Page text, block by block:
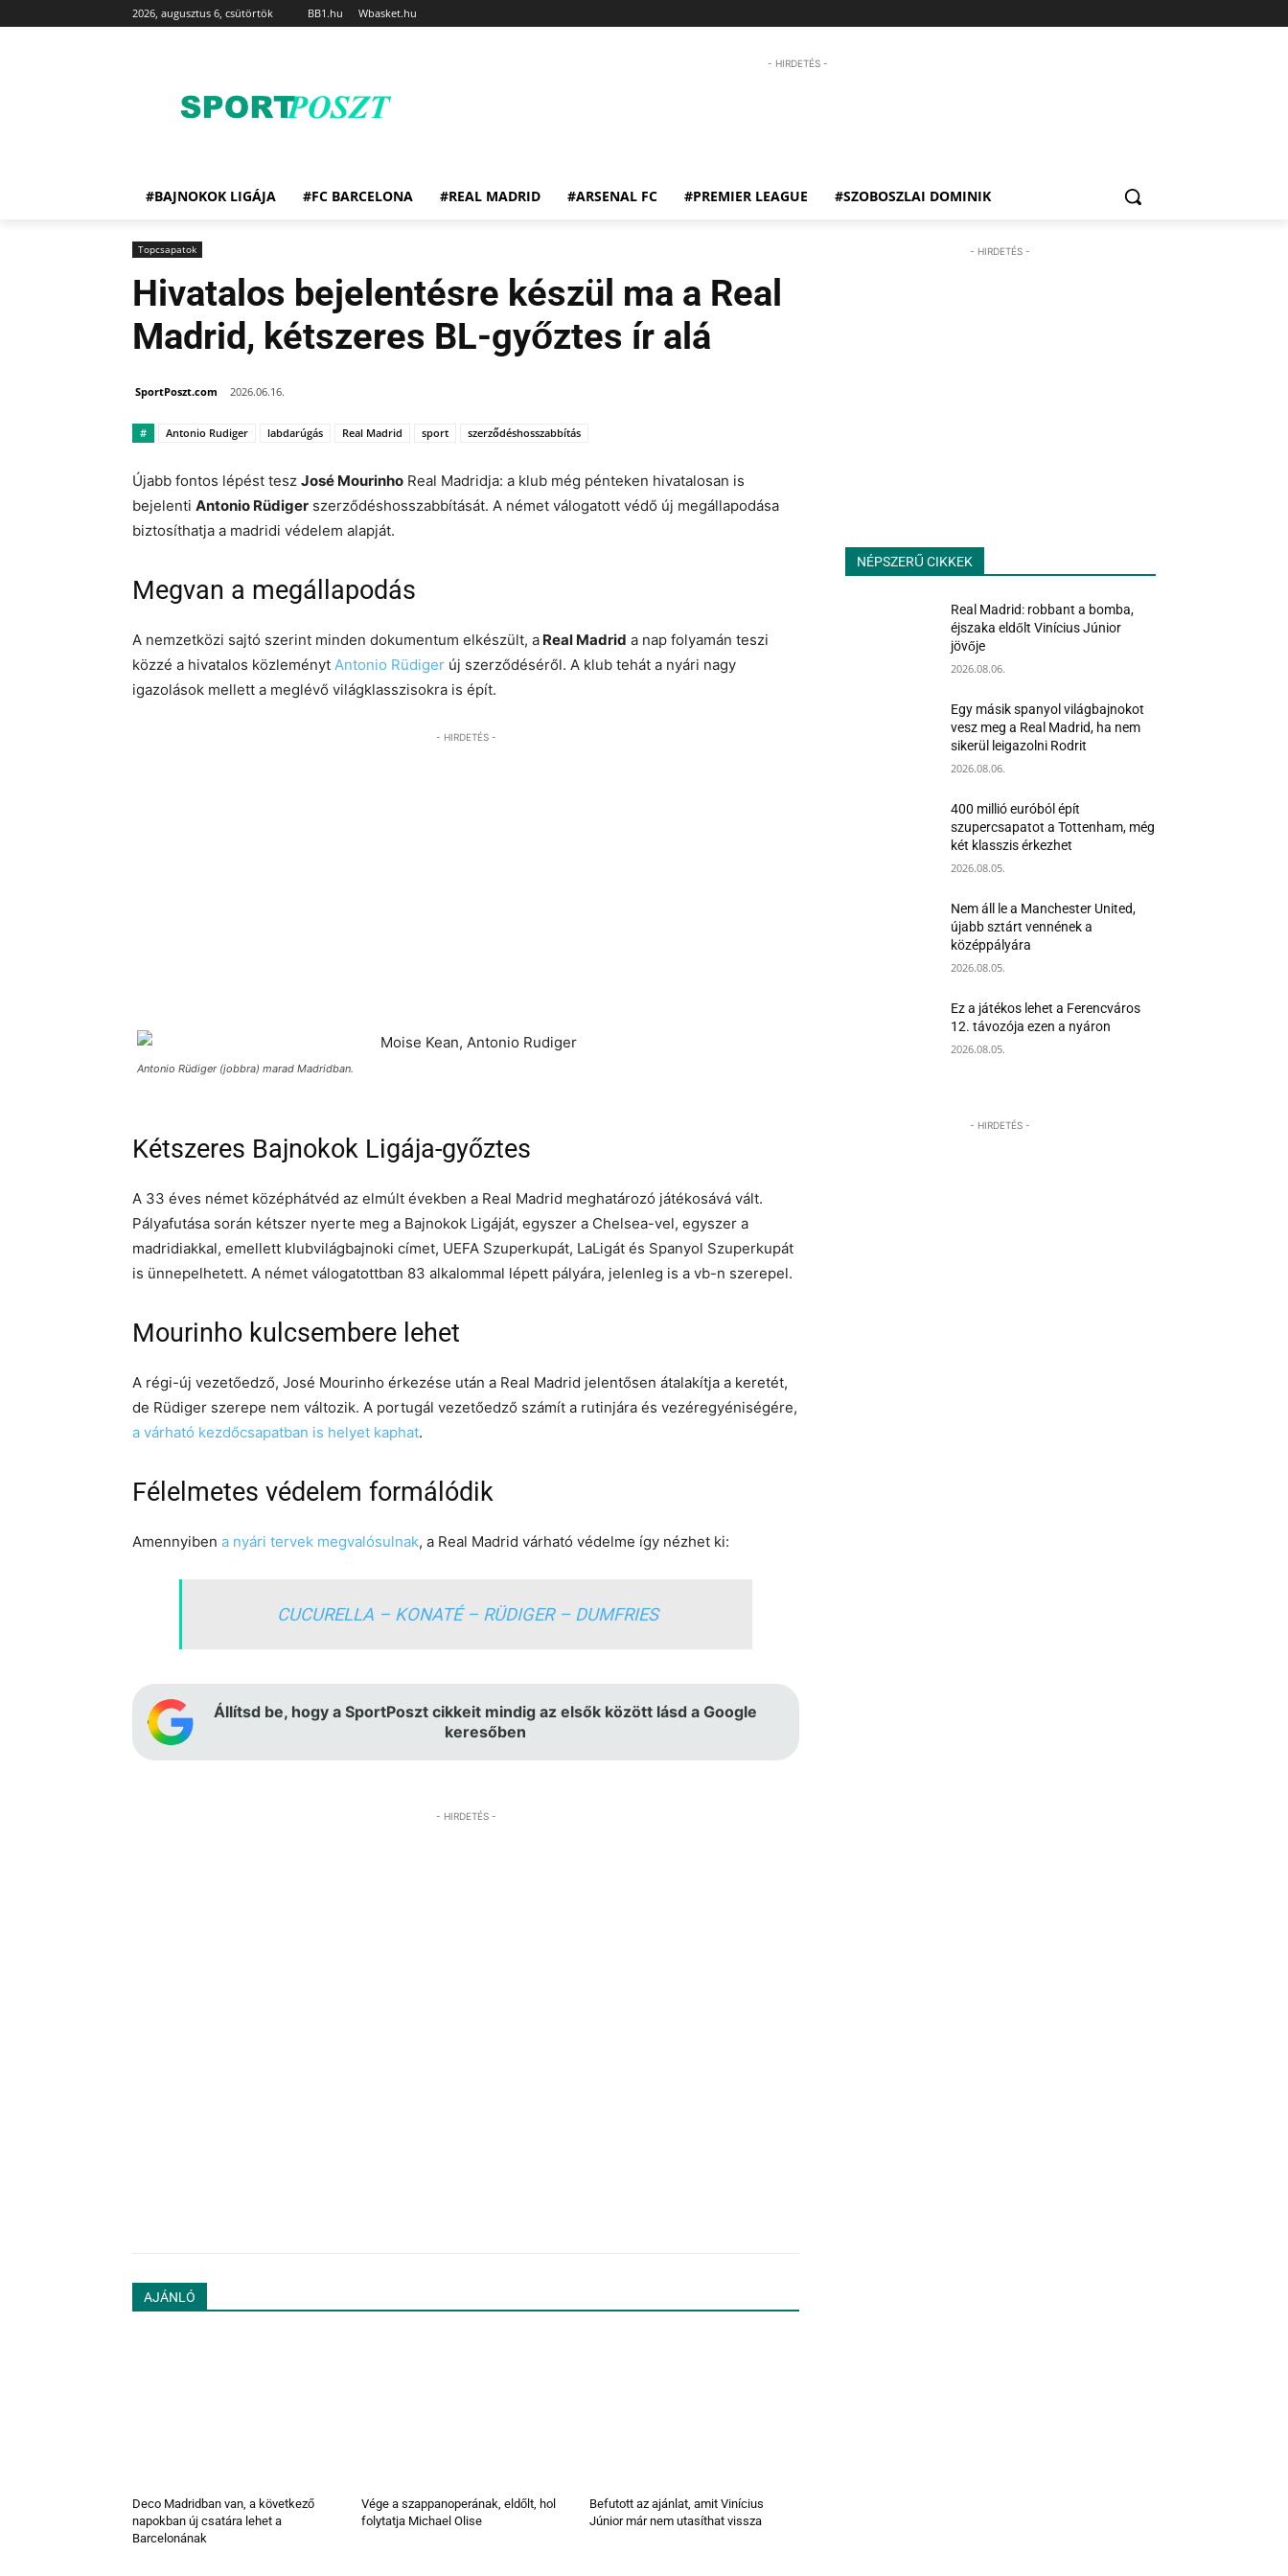
2026, augusztus 6, csütörtök BB1.hu Wbasket.hu
- HIRDETÉS -
#BAJNOKOK LIGÁJA #FC BARCELONA #REAL MADRID #ARSENAL FC #PREMIER LEAGUE #SZOBOSZLAI DOMINIK
Topcsapatok
Hivatalos bejelentésre készül ma a Real
Madrid, kétszeres BL-győztes ír alá
SportPoszt.com 2026.06.16.
# Antonio Rudiger labdarúgás Real Madrid sport szerződéshosszabbítás
Újabb fontos lépést tesz José Mourinho Real Madridja: a klub még pénteken hivatalosan is
bejelenti Antonio Rüdiger szerződéshosszabbítását. A német válogatott védő új megállapodása
biztosíthatja a madridi védelem alapját.
Megvan a megállapodás
A nemzetközi sajtó szerint minden dokumentum elkészült, a Real Madrid a nap folyamán teszi
közzé a hivatalos közleményt Antonio Rüdiger új szerződéséről. A klub tehát a nyári nagy
igazolások mellett a meglévő világklasszisokra is épít.
- HIRDETÉS -
Antonio Rüdiger (jobbra) marad Madridban.
Kétszeres Bajnokok Ligája-győztes
A 33 éves német középhátvéd az elmúlt években a Real Madrid meghatározó játékosává vált.
Pályafutása során kétszer nyerte meg a Bajnokok Ligáját, egyszer a Chelsea-vel, egyszer a
madridiakkal, emellett klubvilágbajnoki címet, UEFA Szuperkupát, LaLigát és Spanyol Szuperkupát
is ünnepelhetett. A német válogatottban 83 alkalommal lépett pályára, jelenleg is a vb-n szerepel.
Mourinho kulcsembere lehet
A régi-új vezetőedző, José Mourinho érkezése után a Real Madrid jelentősen átalakítja a keretét,
de Rüdiger szerepe nem változik. A portugál vezetőedző számít a rutinjára és vezéregyéniségére,
a várható kezdőcsapatban is helyet kaphat.
Félelmetes védelem formálódik
Amennyiben a nyári tervek megvalósulnak, a Real Madrid várható védelme így nézhet ki:
CUCURELLA – KONATÉ – RÜDIGER – DUMFRIES
Állítsd be, hogy a SportPoszt cikkeit mindig az elsők között lásd a Google
keresőben
- HIRDETÉS -
AJÁNLÓ
Deco Madridban van, a következő
napokban új csatára lehet a
Barcelonának
Vége a szappanoperának, eldőlt, hol
folytatja Michael Olise
Befutott az ajánlat, amit Vinícius
Júnior már nem utasíthat vissza
- HIRDETÉS -
NÉPSZERŰ CIKKEK
Real Madrid: robbant a bomba,
éjszaka eldőlt Vinícius Júnior
jövője
2026.08.06.
Egy másik spanyol világbajnokot
vesz meg a Real Madrid, ha nem
sikerül leigazolni Rodrit
2026.08.06.
400 millió euróból épít
szupercsapatot a Tottenham, még
két klasszis érkezhet
2026.08.05.
Nem áll le a Manchester United,
újabb sztárt vennének a
középpályára
2026.08.05.
Ez a játékos lehet a Ferencváros
12. távozója ezen a nyáron
2026.08.05.
- HIRDETÉS -